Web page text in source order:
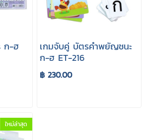
ก-ฮ
เกมจับคู่ บัตรคำพยัญชนะ
ก-ฮ ET-216
฿ 230.00
ใหม่ล่าสุด